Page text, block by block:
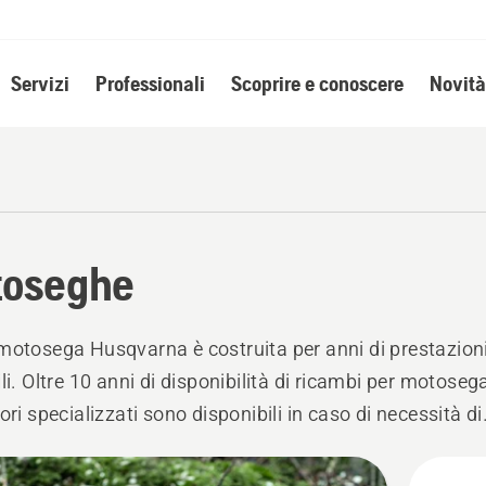
Servizi Professionali Scoprire e conoscere
Husqvarna è costruita per anni di
Oltre 10 anni di disponibilità di ricambi per
specializzati sono disponibili in caso di necessità di